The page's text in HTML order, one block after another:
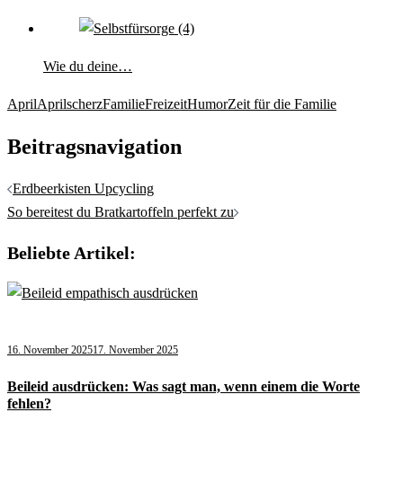
Wie du deine…
AprilAprilscherzFamilieFreizeitHumorZeit für die Familie
Beitragsnavigation
Erdbeerkisten Upcycling
So bereitest du Bratkartoffeln perfekt zu
Beliebte Artikel:
16. November 202517. November 2025
Beileid ausdrücken: Was sagt man, wenn einem die Worte
fehlen?